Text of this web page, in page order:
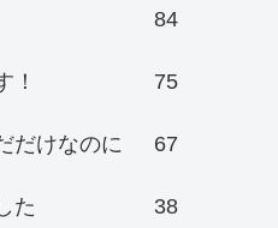
84
！ 75
だけなのに 67
た 38